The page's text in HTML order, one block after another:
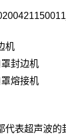
机
封边机
熔接机
代表超声波的